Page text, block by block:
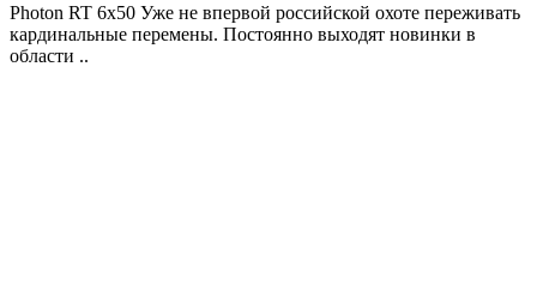
Photon RT 6x50 Уже не впервой российской охоте переживать
кардинальные перемены. Постоянно выходят новинки в
области ..